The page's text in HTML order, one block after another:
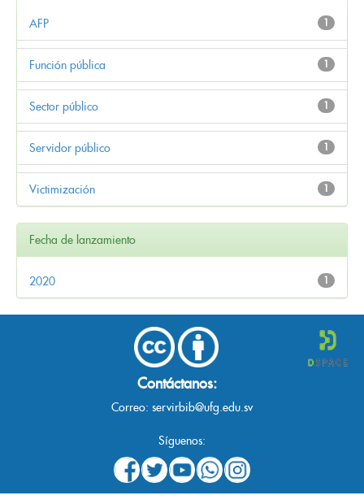
1
AFP
1
Función pública
1
Sector público
1
Servidor público
1
Victimización
Fecha de lanzamiento
1
2020
Contáctanos:
Correo: servirbib@ufg.edu.sv
Síguenos: